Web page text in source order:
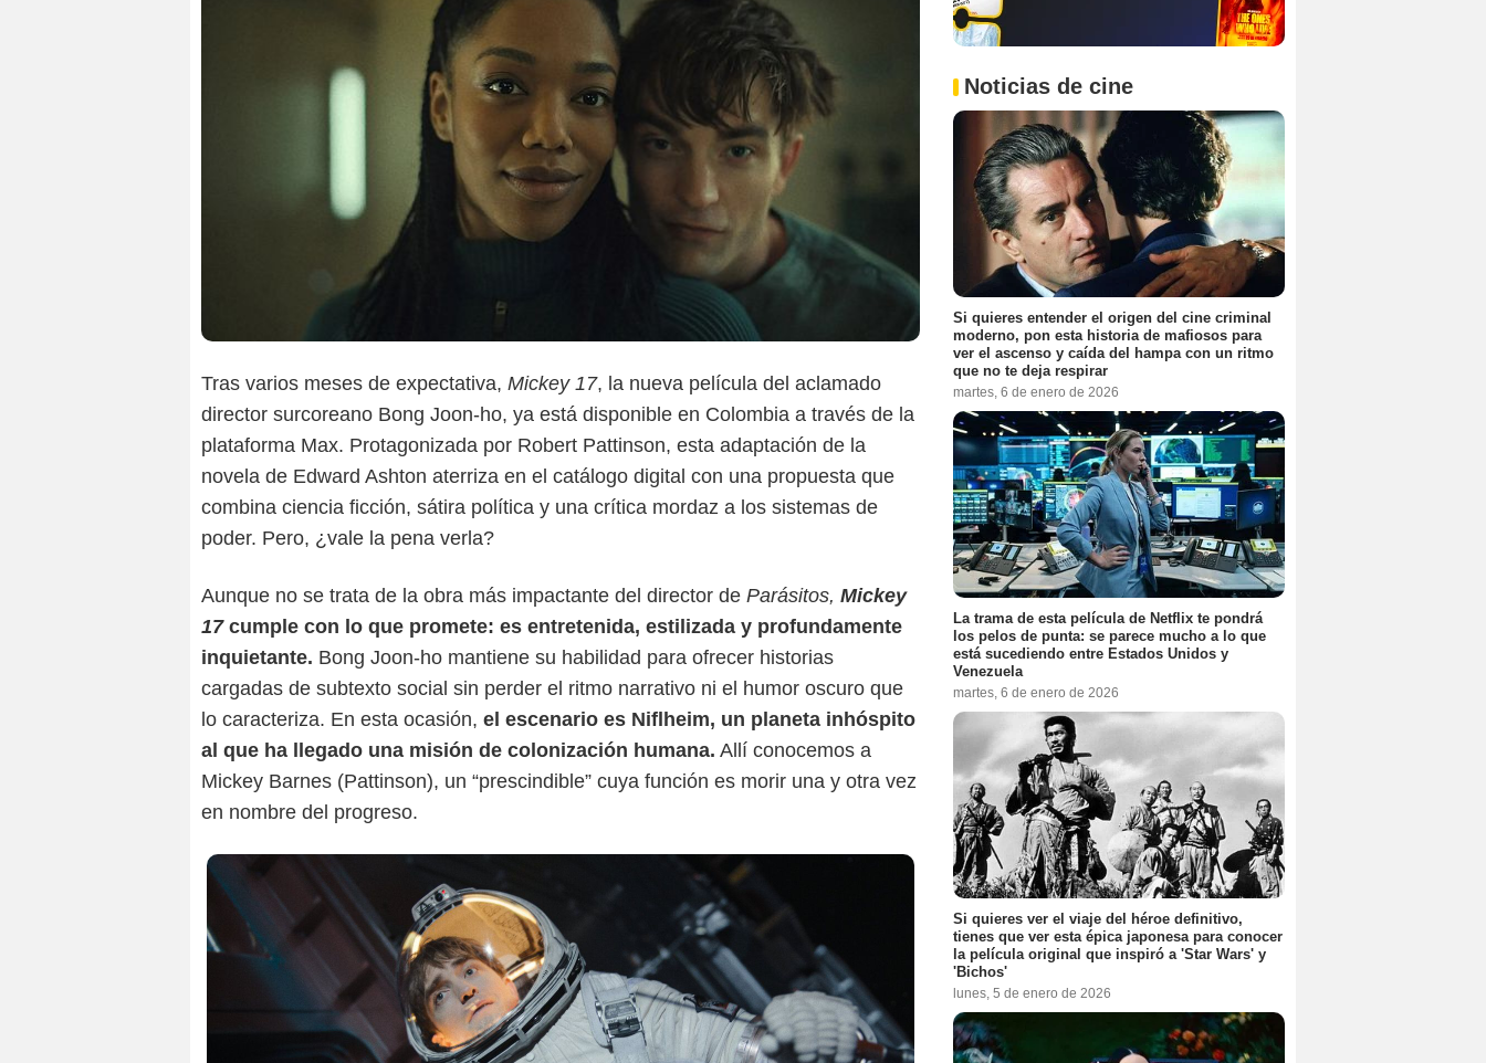
Tras varios meses de expectativa, Mickey 17, la nueva película del aclamado
director surcoreano Bong Joon-ho, ya está disponible en Colombia a través de la
plataforma Max. Protagonizada por Robert Pattinson, esta adaptación de la
novela de Edward Ashton aterriza en el catálogo digital con una propuesta que
combina ciencia ficción, sátira política y una crítica mordaz a los sistemas de
poder. Pero, ¿vale la pena verla?
Aunque no se trata de la obra más impactante del director de Parásitos, Mickey
17 cumple con lo que promete: es entretenida, estilizada y profundamente
inquietante. Bong Joon-ho mantiene su habilidad para ofrecer historias
cargadas de subtexto social sin perder el ritmo narrativo ni el humor oscuro que
lo caracteriza. En esta ocasión, el escenario es Niflheim, un planeta inhóspito
al que ha llegado una misión de colonización humana. Allí conocemos a
Mickey Barnes (Pattinson), un “prescindible” cuya función es morir una y otra vez
en nombre del progreso.
Noticias de cine
Si quieres entender el origen del cine criminal
moderno, pon esta historia de mafiosos para
ver el ascenso y caída del hampa con un ritmo
que no te deja respirar
martes, 6 de enero de 2026
La trama de esta película de Netflix te pondrá
los pelos de punta: se parece mucho a lo que
está sucediendo entre Estados Unidos y
Venezuela
martes, 6 de enero de 2026
Si quieres ver el viaje del héroe definitivo,
tienes que ver esta épica japonesa para conocer
la película original que inspiró a 'Star Wars' y
'Bichos'
lunes, 5 de enero de 2026